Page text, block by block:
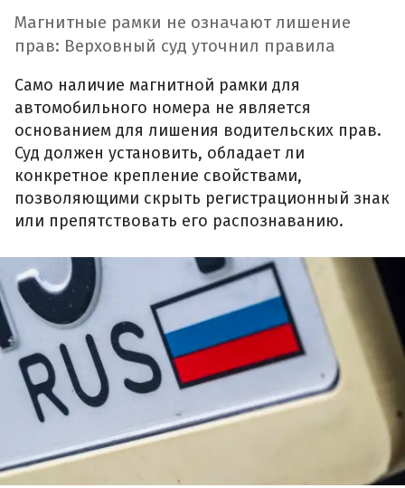
Магнитные рамки не означают лишение
прав: Верховный суд уточнил правила
Само наличие магнитной рамки для
автомобильного номера не является
основанием для лишения водительских прав.
Суд должен установить, обладает ли
конкретное крепление свойствами,
позволяющими скрыть регистрационный знак
или препятствовать его распознаванию.